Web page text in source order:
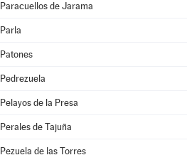
Paracuellos de Jarama
Parla
Patones
Pedrezuela
Pelayos de la Presa
Perales de Tajuña
Pezuela de las Torres